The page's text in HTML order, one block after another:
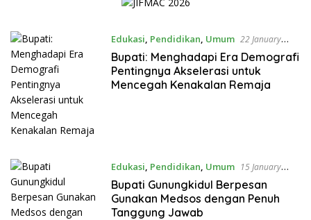
Edukasi, Pendidikan, Umum 22 January
2024 12:17 WIB
Bupati: Menghadapi Era Demografi
Pentingnya Akselerasi untuk
Mencegah Kenakalan Remaja
Edukasi, Pendidikan, Umum
15 January
2024 12:39 WIB
Bupati Gunungkidul Berpesan
Gunakan Medsos dengan Penuh
Tanggung Jawab